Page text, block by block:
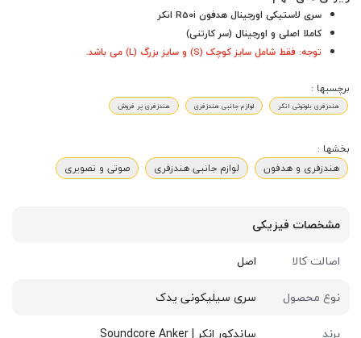
سری لاستیکی اورجینال هدفون R50i انکر
کاملا اصلی و اورجینال (سر کارتنی)
توجه: فقط شامل سایز کوچک (S) و سایز بزرگ (L) می باشد.
برچسبها :
هندزفری بلوتوثی انکر لوازم جانبی هندزفری هندزفری پر فروش
بخشها :
هندزفری و هدفون
لوازم جانبی هندزفری صوتی و تصویری
مشخصات فیزیکی
اصالت کالا
اصل
نوع محصول
سری سیلیکونی یدک
برند
ساندکور انکر | Soundcore Anker